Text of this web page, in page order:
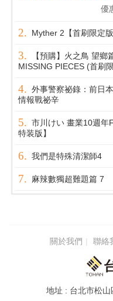
優
Myther 2【首刷限定版
【預購】火之鳥 望
MISSING PIECES (首刷
外事警察祕錄：前日
情報戰祕辛
市川けい 畫業10週年
特装版】
我們是特殊清潔師4
麻辣數獨超難題篇 7
關於我們 聯絡
台北市松